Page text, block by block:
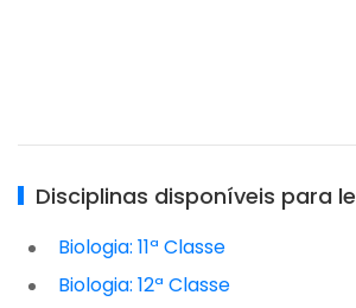
Disciplinas disponíveis para
Biologia: 11ª Classe
Biologia: 12ª Classe